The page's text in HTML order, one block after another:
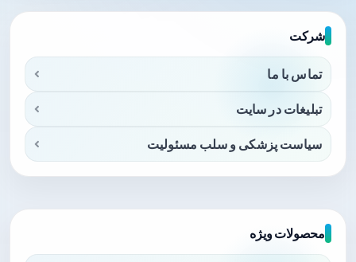
شرکت
تماس با ما
تبلیغات در سایت
سیاست پزشکی و سلب مسئولیت
محصولات ویژه